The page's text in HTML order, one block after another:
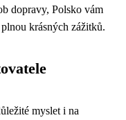
dopravy, Polsko vám
krásných zážitků.
myslet i na